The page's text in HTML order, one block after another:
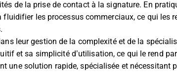
de la prise de contact à la signature. En
fluidifier les processus commerciaux, ce qui les
leur gestion de la complexité et de la
et sa simplicité d’utilisation, ce qui le rend
une solution rapide, spécialisée et nécessitant